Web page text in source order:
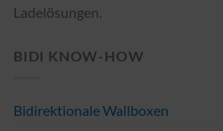
Ladelösungen.
BIDI KNOW-HOW
Bidirektionale Wallboxen